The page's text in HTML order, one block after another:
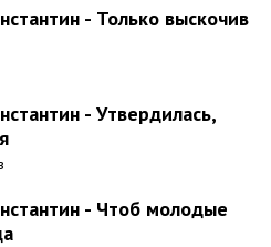
- Только выскочив
- Утвердилась,
- Чтоб молодые